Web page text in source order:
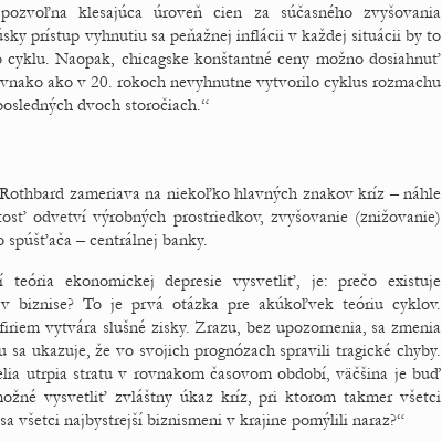
klesajúca úroveň cien za súčasného zvyšovania
prístup vyhnutiu sa peňažnej inflácii v každej situácii by to
Naopak, chicagske konštantné ceny možno dosiahnuť
ako v 20. rokoch nevyhnutne vytvorilo cyklus rozmachu
dvoch storočiach.“
zameriava na niekoľko hlavných znakov kríz – náhle
odvetví výrobných prostriedkov, zvyšovanie (znižovanie)
– centrálnej banky.
ekonomickej depresie vysvetliť, je: prečo existuje
v biznise? To je prvá otázka pre akúkoľvek teóriu cyklov.
vytvára slušné zisky. Zrazu, bez upozornenia, sa zmenia
ukazuje, že vo svojich prognózach spravili tragické chyby.
utrpia stratu v rovnakom časovom období, väčšina je buď
vysvetliť zvláštny úkaz kríz, pri ktorom takmer všetci
všetci najbystrejší biznismeni v krajine pomýlili naraz?“